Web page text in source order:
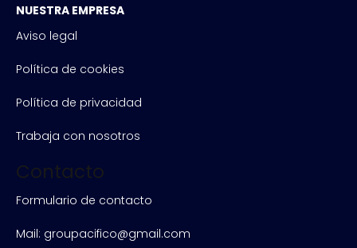
NUESTRA EMPRESA
Aviso legal
Política de cookies
Política de privacidad
Trabaja con nosotros
Contacto
Formulario de contacto
Mail: groupacifico@gmail.com